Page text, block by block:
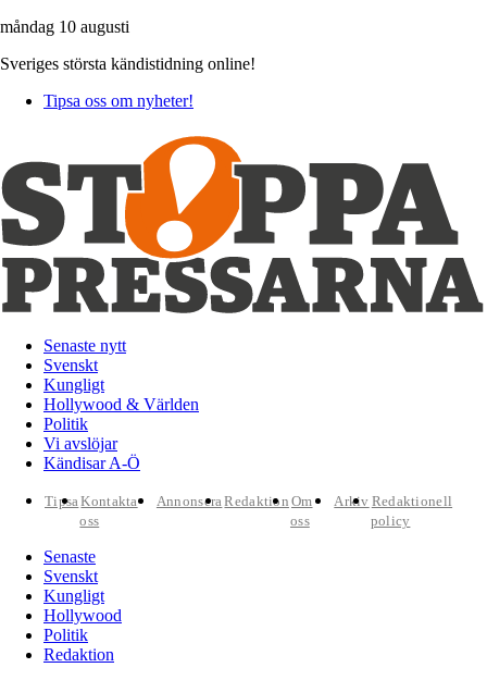
måndag 10 augusti
Sveriges största kändistidning online!
Tipsa oss om nyheter!
Senaste nytt
Svenskt
Kungligt
Hollywood & Världen
Politik
Vi avslöjar
Kändisar A-Ö
TipsaKontakta
oss
AnnonseraRedaktion Om
oss
Arkiv Redaktionell
policy
Senaste
Svenskt
Kungligt
Hollywood
Politik
Redaktion